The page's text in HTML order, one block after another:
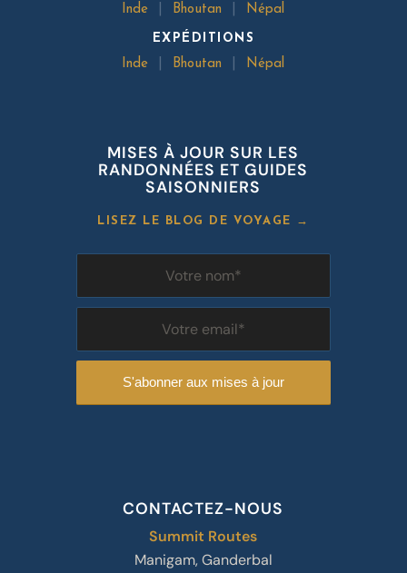
Inde
Bhoutan Népal
EXPÉDITIONS
Inde
Bhoutan Népal
MISES À JOUR SUR LES
RANDONNÉES ET GUIDES
SAISONNIERS
LISEZ LE BLOG DE VOYAGE →
CONTACTEZ-NOUS
Summit Routes
Manigam, Ganderbal